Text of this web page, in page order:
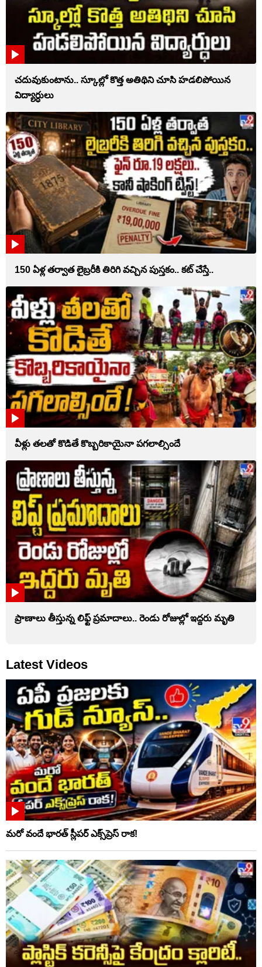
చదువుకుంటాను.. స్కూల్లో కొత్త అతిథిని చూసి హడలిపోయిన
విద్యార్ధులు
150 ఏళ్ల తర్వాత లైబ్రరీకి తిరిగి వచ్చిన పుస్తకం.. కట్ చేస్తే..
వీళ్లు తలతో కొడితే కొబ్బరికాయైనా పగలాల్సిందే
ప్రాణాలు తీస్తున్న లిఫ్ట్‌ ప్రమాదాలు.. రెండు రోజుల్లో ఇద్దరు మృతి
Latest Videos
మరో వందే భారత్ స్లీపర్ ఎక్స్‌ప్రెస్ రాక!